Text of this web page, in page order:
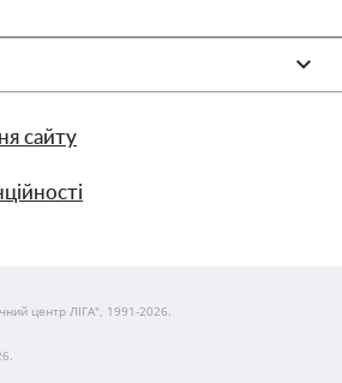
сайту
центр ЛІГА", 1991-2026.